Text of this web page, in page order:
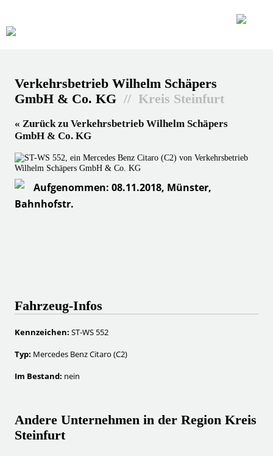
Verkehrsbetrieb Wilhelm Schäpers
GmbH & Co. KG // Kreis Steinfurt
« Zurück zu Verkehrsbetrieb Wilhelm Schäpers
GmbH & Co. KG
Aufgenommen: 08.11.2018, Münster,
Bahnhofstr.
Fahrzeug-Infos
Kennzeichen: ST-WS 552
Typ: Mercedes Benz Citaro (C2)
Im Bestand: nein
Andere Unternehmen in der Region Kreis
Steinfurt